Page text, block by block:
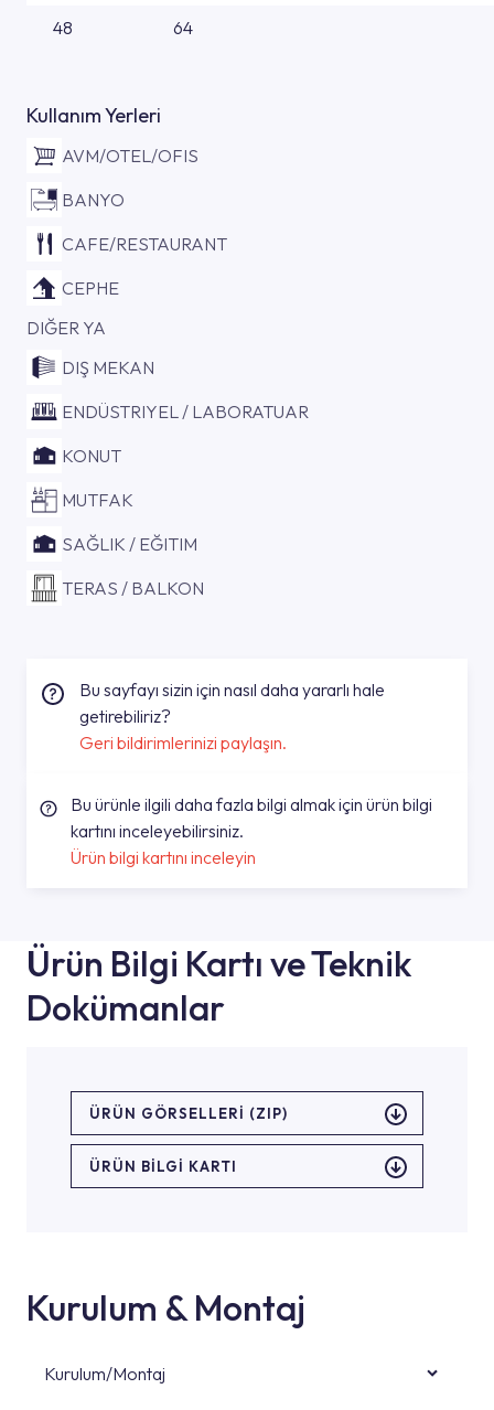
48 64
Kullanım Yerleri
AVM/OTEL/OFIS
BANYO
CAFE/RESTAURANT
CEPHE
DIĞER YA
DIŞ MEKAN
ENDÜSTRIYEL / LABORATUAR
KONUT
MUTFAK
SAĞLIK / EĞITIM
TERAS / BALKON
Bu sayfayı sizin için nasıl daha yararlı hale
getirebiliriz?
Geri bildirimlerinizi paylaşın.
Bu ürünle ilgili daha fazla bilgi almak için ürün bilgi
kartını inceleyebilirsiniz.
Ürün bilgi kartını inceleyin
Ürün Bilgi Kartı ve Teknik
Dokümanlar
ÜRÜN GÖRSELLERI (ZIP)
ÜRÜN BILGI KARTI
Kurulum & Montaj
Kurulum/Montaj